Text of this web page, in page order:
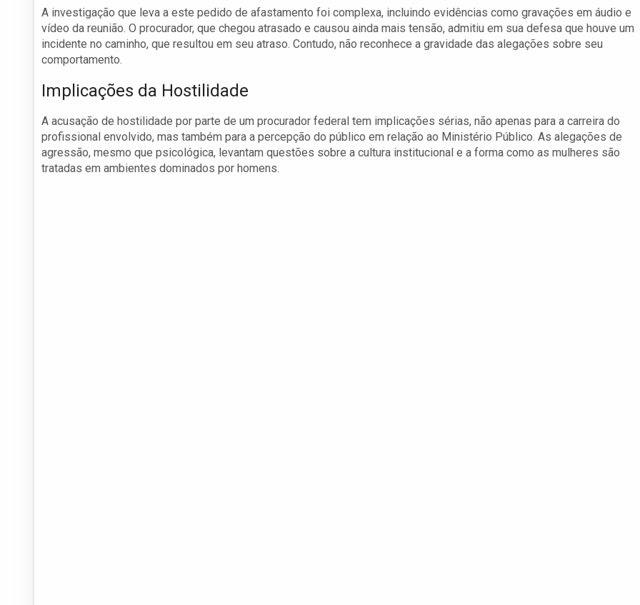
A investigação que leva a este pedido de afastamento foi complexa, incluindo evidências como gravações em áudio e
vídeo da reunião. O procurador, que chegou atrasado e causou ainda mais tensão, admitiu em sua defesa que houve um
incidente no caminho, que resultou em seu atraso. Contudo, não reconhece a gravidade das alegações sobre seu
comportamento.
Implicações da Hostilidade
A acusação de hostilidade por parte de um procurador federal tem implicações sérias, não apenas para a carreira do
profissional envolvido, mas também para a percepção do público em relação ao Ministério Público. As alegações de
agressão, mesmo que psicológica, levantam questões sobre a cultura institucional e a forma como as mulheres são
tratadas em ambientes dominados por homens.